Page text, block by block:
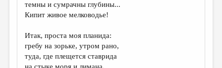
ДАЙДЖЕСТ
ПЕРЕВОДЫ
КОНКУРСЫ
темны и сумрачны глубины...
Кипит живое мелководье!
Итак, проста моя планида:
гребу на зорьке, утром рано,
туда, где плещется ставрида